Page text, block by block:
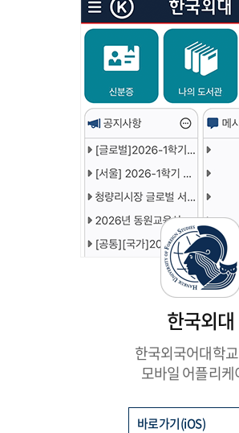
한국외대
한국외국어대학
모바일 어플리케
바로가기(iOS)